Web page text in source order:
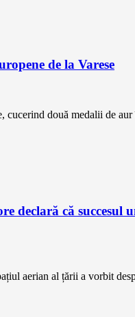
de la Varese
cucerind două medalii de
declară că
aerian al țării a vorbit